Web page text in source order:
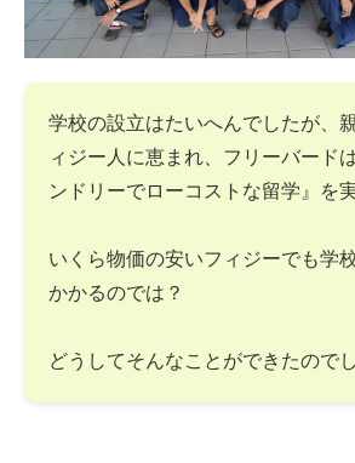
学校の設立はたいへんでしたが、
ィジー人に恵まれ、フリーバード
ンドリーでローコストな留学』を
いくら物価の安いフィジーでも学
かかるのでは？
どうしてそんなことができたので